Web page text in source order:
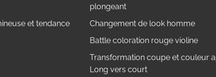
plongeant
et tendance
Changement de look homme
Battle coloration rouge violine
Transformation coupe et couleur
Long vers court